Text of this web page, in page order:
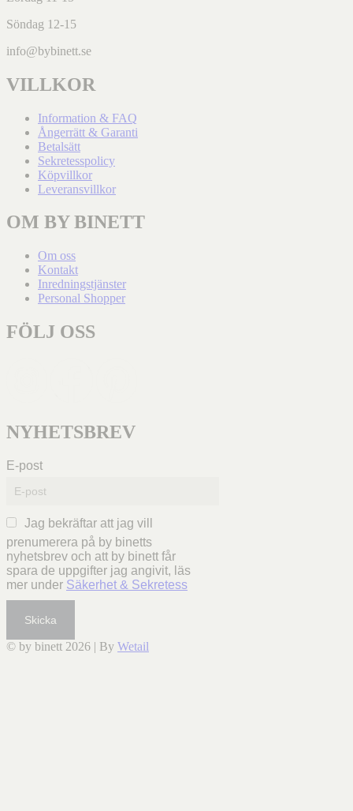
Söndag 12-15
info@bybinett.se
VILLKOR
Information & FAQ
Ångerrätt & Garanti
Betalsätt
Sekretesspolicy
Köpvillkor
Leveransvillkor
OM BY BINETT
Om oss
Kontakt
Inredningstjänster
Personal Shopper
FÖLJ OSS
NYHETSBREV
E-post
Jag bekräftar att jag vill
prenumerera på by binetts
nyhetsbrev och att by binett får
spara de uppgifter jag angivit, läs
mer under Säkerhet & Sekretess
Skicka
© by binett 2026 | By Wetail